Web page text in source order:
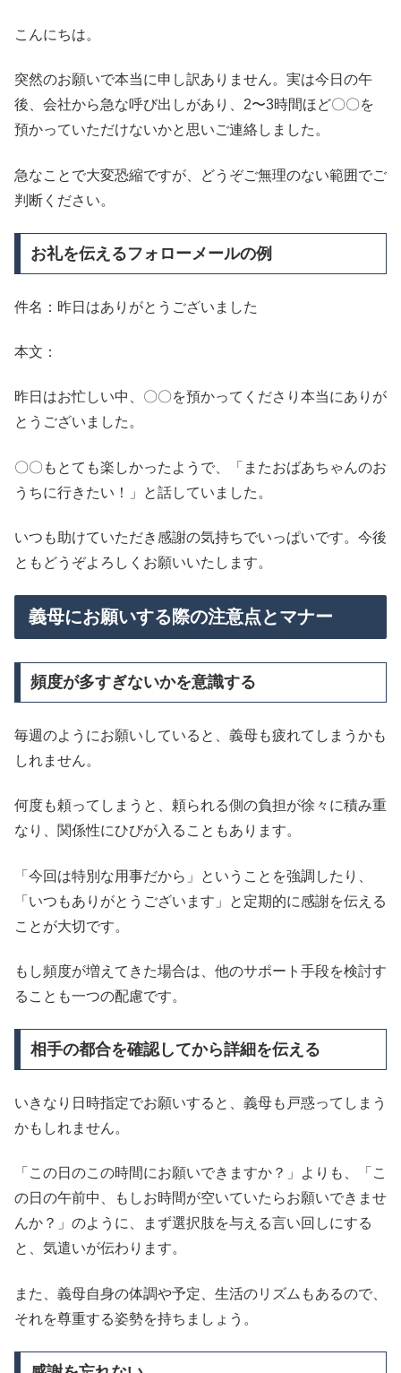
こんにちは。
突然のお願いで本当に申し訳ありません。実は今日の午
後、会社から急な呼び出しがあり、2〜3時間ほど〇〇を
預かっていただけないかと思いご連絡しました。
急なことで大変恐縮ですが、どうぞご無理のない範囲でご
判断ください。
お礼を伝えるフォローメールの例
件名：昨日はありがとうございました
本文：
昨日はお忙しい中、〇〇を預かってくださり本当にありが
とうございました。
〇〇もとても楽しかったようで、「またおばあちゃんのお
うちに行きたい！」と話していました。
いつも助けていただき感謝の気持ちでいっぱいです。今後
ともどうぞよろしくお願いいたします。
義母にお願いする際の注意点とマナー
頻度が多すぎないかを意識する
毎週のようにお願いしていると、義母も疲れてしまうかも
しれません。
何度も頼ってしまうと、頼られる側の負担が徐々に積み重
なり、関係性にひびが入ることもあります。
「今回は特別な用事だから」ということを強調したり、
「いつもありがとうございます」と定期的に感謝を伝える
ことが大切です。
もし頻度が増えてきた場合は、他のサポート手段を検討す
ることも一つの配慮です。
相手の都合を確認してから詳細を伝える
いきなり日時指定でお願いすると、義母も戸惑ってしまう
かもしれません。
「この日のこの時間にお願いできますか？」よりも、「こ
の日の午前中、もしお時間が空いていたらお願いできませ
んか？」のように、まず選択肢を与える言い回しにする
と、気遣いが伝わります。
また、義母自身の体調や予定、生活のリズムもあるので、
それを尊重する姿勢を持ちましょう。